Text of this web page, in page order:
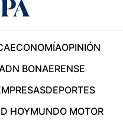
ECONOMÍAOPINIÓN
BONAERENSE
DEPORTES
HOYMUNDO MOTOR